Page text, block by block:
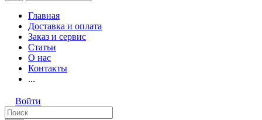
Главная
Доставка и оплата
Заказ и сервис
Статьи
О нас
Контакты
...
Войти